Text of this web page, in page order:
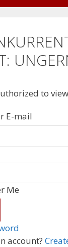
to
E-mail
account?
Me